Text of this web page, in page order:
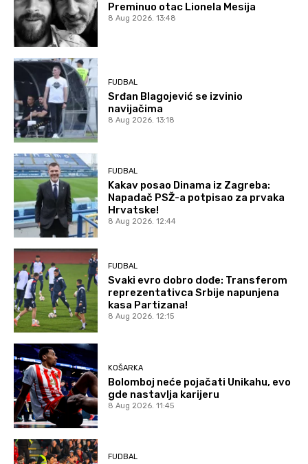
Preminuo otac Lionela Mesija
8 Aug 2026. 13:48
FUDBAL
Srđan Blagojević se izvinio
navijačima
8 Aug 2026. 13:18
FUDBAL
Kakav posao Dinama iz Zagreba:
Napadač PSŽ-a potpisao za prvaka
Hrvatske!
8 Aug 2026. 12:44
FUDBAL
Svaki evro dobro dođe: Transferom
reprezentativca Srbije napunjena
kasa Partizana!
8 Aug 2026. 12:15
KOŠARKA
Bolomboj neće pojačati Unikahu, evo
gde nastavlja karijeru
8 Aug 2026. 11:45
FUDBAL